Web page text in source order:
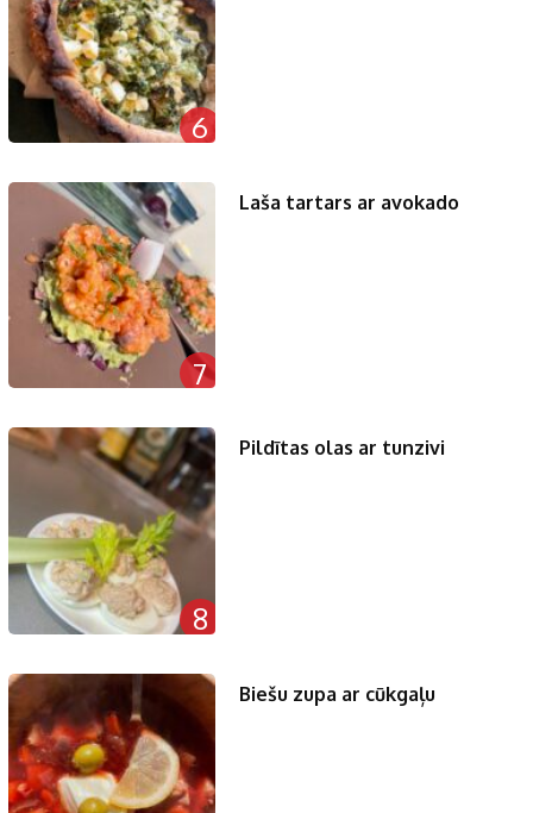
6
7
Laša tartars ar avokado
8
Pildītas olas ar tunzivi
Biešu zupa ar cūkgaļu